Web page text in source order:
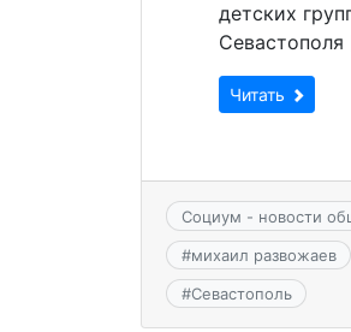
детских
Читать
Социум - новости
#михаил развожаев
#Севастополь